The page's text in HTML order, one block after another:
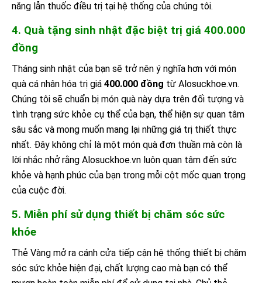
năng lẫn thuốc điều trị tại hệ thống của chúng tôi.
4. Quà tặng sinh nhật đặc biệt trị giá 400.000
đồng
Tháng sinh nhật của bạn sẽ trở nên ý nghĩa hơn với món
quà cá nhân hóa trị giá 400.000 đồng từ Alosuckhoe.vn.
Chúng tôi sẽ chuẩn bị món quà này dựa trên đối tượng và
tình trạng sức khỏe cụ thể của bạn, thể hiện sự quan tâm
sâu sắc và mong muốn mang lại những giá trị thiết thực
nhất. Đây không chỉ là một món quà đơn thuần mà còn là
lời nhắc nhở rằng Alosuckhoe.vn luôn quan tâm đến sức
khỏe và hạnh phúc của bạn trong mỗi cột mốc quan trọng
của cuộc đời.
5. Miễn phí sử dụng thiết bị chăm sóc sức
khỏe
Thẻ Vàng mở ra cánh cửa tiếp cận hệ thống thiết bị chăm
sóc sức khỏe hiện đại, chất lượng cao mà bạn có thể